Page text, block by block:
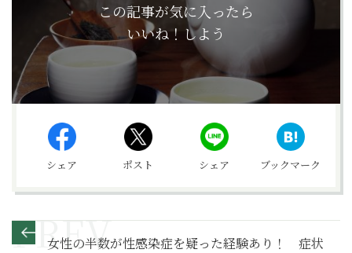
この記事が気に入ったら
いいね！しよう
シェア ポスト シェア ブックマーク
女性の半数が性感染症を疑った経験あり！ 症状